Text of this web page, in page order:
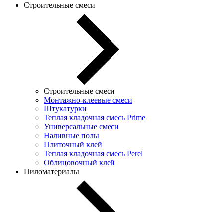
Строительные смеси
Строительные смеси
Монтажно-клеевые смеси
Штукатурки
Теплая кладочная смесь Prime
Универсальные смеси
Наливные полы
Плиточный клей
Теплая кладочная смесь Perel
Облицовочный клей
Пиломатериалы